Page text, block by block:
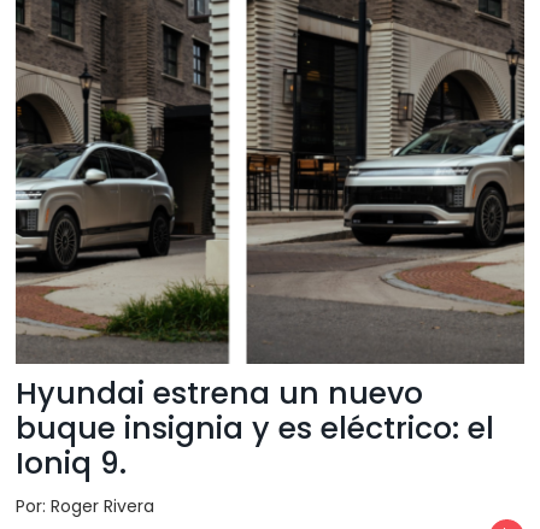
Hyundai estrena un nuevo
buque insignia y es eléctrico: el
Ioniq 9.
Por: Roger Rivera